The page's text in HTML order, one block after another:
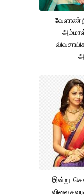
வேளாண்
அம்மாள்
இன்று
விலை